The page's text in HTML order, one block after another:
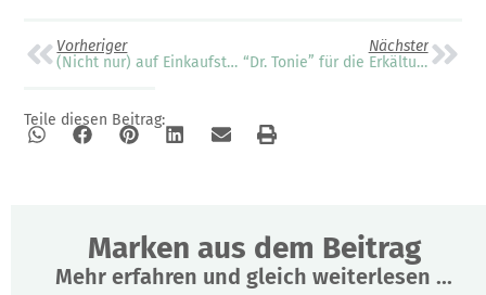
Vorheriger
(Nicht nur) auf Einkaufstour
Nächster
“Dr. Tonie” für die Erkältungszeit
Teile diesen Beitrag:
Marken aus dem Beitrag
Mehr erfahren und gleich weiterlesen ...